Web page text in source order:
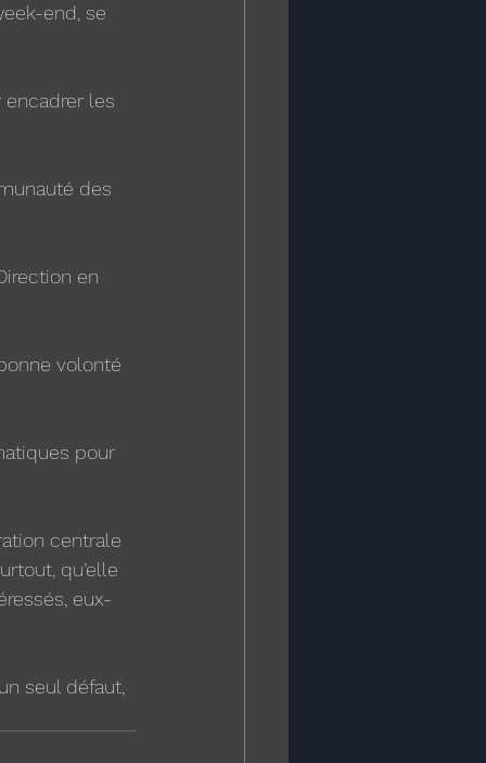
end, se
les
des
en
volonté
pour
centrale
qu’elle
eux-
seul défaut,